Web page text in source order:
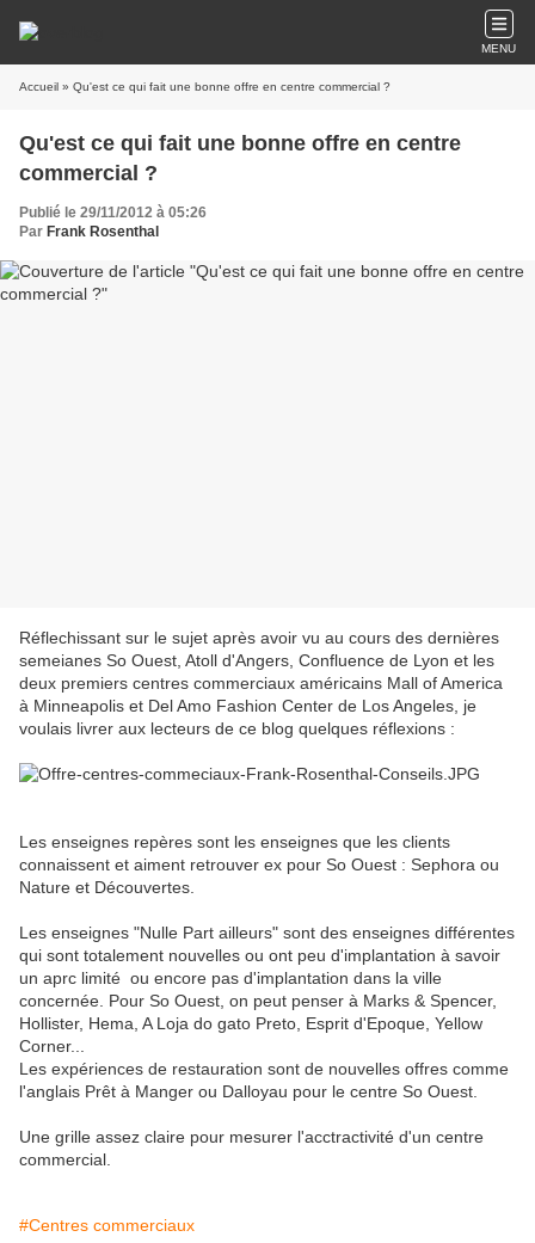
MENU
Accueil » Qu'est ce qui fait une bonne offre en centre commercial ?
Qu'est ce qui fait une bonne offre en centre
commercial ?
Publié le 29/11/2012 à 05:26
Par Frank Rosenthal
Réflechissant sur le sujet après avoir vu au cours des dernières
semeianes So Ouest, Atoll d'Angers, Confluence de Lyon et les
deux premiers centres commerciaux américains Mall of America
à Minneapolis et Del Amo Fashion Center de Los Angeles, je
voulais livrer aux lecteurs de ce blog quelques réflexions :
Les enseignes repères sont les enseignes que les clients
connaissent et aiment retrouver ex pour So Ouest : Sephora ou
Nature et Découvertes.
Les enseignes "Nulle Part ailleurs" sont des enseignes différentes
qui sont totalement nouvelles ou ont peu d'implantation à savoir
un aprc limité ou encore pas d'implantation dans la ville
concernée. Pour So Ouest, on peut penser à Marks & Spencer,
Hollister, Hema, A Loja do gato Preto, Esprit d'Epoque, Yellow
Corner...
Les expériences de restauration sont de nouvelles offres comme
l'anglais Prêt à Manger ou Dalloyau pour le centre So Ouest.
Une grille assez claire pour mesurer l'acctractivité d'un centre
commercial.
#Centres commerciaux